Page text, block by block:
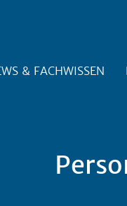
& FACHWISSEN